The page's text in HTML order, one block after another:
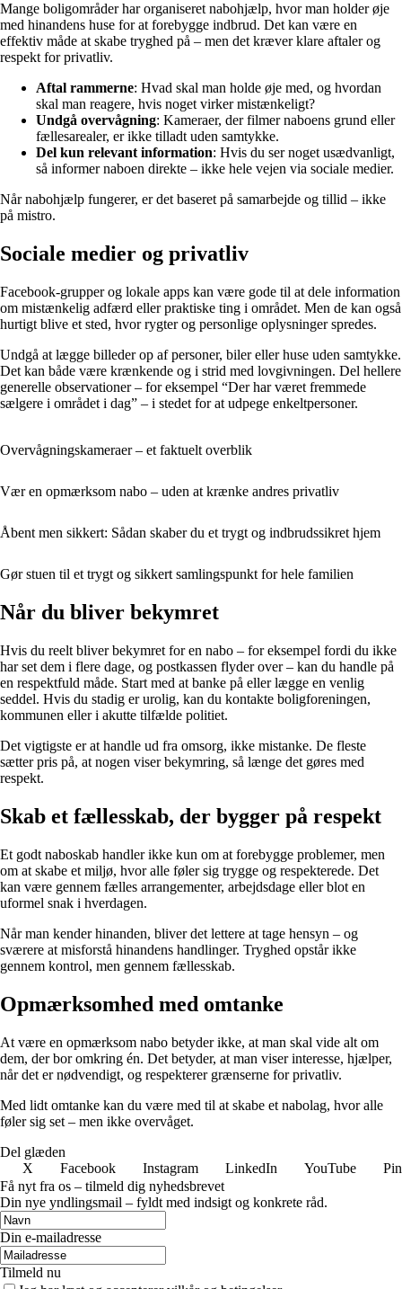
Mange boligområder har organiseret nabohjælp, hvor man holder øje
med hinandens huse for at forebygge indbrud. Det kan være en
effektiv måde at skabe tryghed på – men det kræver klare aftaler og
respekt for privatliv.
Aftal rammerne: Hvad skal man holde øje med, og hvordan
skal man reagere, hvis noget virker mistænkeligt?
Undgå overvågning: Kameraer, der filmer naboens grund eller
fællesarealer, er ikke tilladt uden samtykke.
Del kun relevant information: Hvis du ser noget usædvanligt,
så informer naboen direkte – ikke hele vejen via sociale medier.
Når nabohjælp fungerer, er det baseret på samarbejde og tillid – ikke
på mistro.
Sociale medier og privatliv
Facebook-grupper og lokale apps kan være gode til at dele information
om mistænkelig adfærd eller praktiske ting i området. Men de kan også
hurtigt blive et sted, hvor rygter og personlige oplysninger spredes.
Undgå at lægge billeder op af personer, biler eller huse uden samtykke.
Det kan både være krænkende og i strid med lovgivningen. Del hellere
generelle observationer – for eksempel “Der har været fremmede
sælgere i området i dag” – i stedet for at udpege enkeltpersoner.
Overvågningskameraer – et faktuelt overblik
Vær en opmærksom nabo – uden at krænke andres privatliv
Åbent men sikkert: Sådan skaber du et trygt og indbrudssikret hjem
Gør stuen til et trygt og sikkert samlingspunkt for hele familien
Når du bliver bekymret
Hvis du reelt bliver bekymret for en nabo – for eksempel fordi du ikke
har set dem i flere dage, og postkassen flyder over – kan du handle på
en respektfuld måde. Start med at banke på eller lægge en venlig
seddel. Hvis du stadig er urolig, kan du kontakte boligforeningen,
kommunen eller i akutte tilfælde politiet.
Det vigtigste er at handle ud fra omsorg, ikke mistanke. De fleste
sætter pris på, at nogen viser bekymring, så længe det gøres med
respekt.
Skab et fællesskab, der bygger på respekt
Et godt naboskab handler ikke kun om at forebygge problemer, men
om at skabe et miljø, hvor alle føler sig trygge og respekterede. Det
kan være gennem fælles arrangementer, arbejdsdage eller blot en
uformel snak i hverdagen.
Når man kender hinanden, bliver det lettere at tage hensyn – og
sværere at misforstå hinandens handlinger. Tryghed opstår ikke
gennem kontrol, men gennem fællesskab.
Opmærksomhed med omtanke
At være en opmærksom nabo betyder ikke, at man skal vide alt om
dem, der bor omkring én. Det betyder, at man viser interesse, hjælper,
når det er nødvendigt, og respekterer grænserne for privatliv.
Med lidt omtanke kan du være med til at skabe et nabolag, hvor alle
føler sig set – men ikke overvåget.
Del glæden
X
Facebook Instagram LinkedIn YouTube
Få nyt fra os – tilmeld dig nyhedsbrevet
Din nye yndlingsmail – fyldt med indsigt og konkrete råd.
Din e-mailadresse
Tilmeld nu